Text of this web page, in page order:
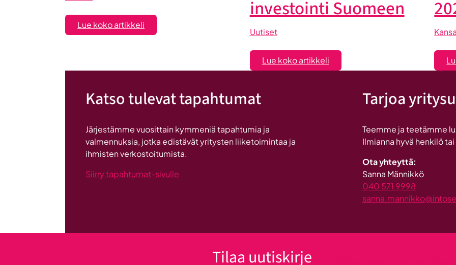
Lue koko artikkeli
Maailma
investointi Suomeen
Uutiset
Lue koko artikkeli:
Seinäjoen
investointi
Suomeen
Katso tulevat tapahtumat
Järjestämme vuosittain kymmeniä tapahtumia ja
valmennuksia, jotka edistävät yritysten liiketoimintaa ja
ihmisten verkostoitumista.
Siirry tapahtumat-sivulle
Tarjoa
Teemme ja teetämme
Ilmianna hyvä henkilö
Ota yhteyttä:
Sanna Männikkö
040 571 9998
Tilaa uutiskirje